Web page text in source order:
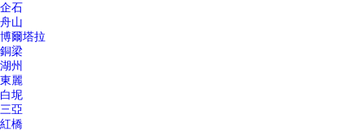
企石
舟山
博爾塔拉
銅梁
湖州
東麗
白坭
三亞
紅橋